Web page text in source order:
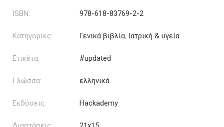
ISBN: 978-618-83769-2-2
Κατηγορίες: Γενικά βιβλία, Ιατρική & υγεία
Ετικέτα: #updated
Γλώσσα: ελληνικά
Εκδόσεις: Hackademy